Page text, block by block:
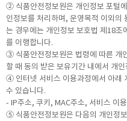
② 식품안전정보원은 개인정보 포털
인정보를 처리하며, 운영목적 이외의
는 경우에는 개인정보 보호법 제18조
를 이행합니다.
③ 식품안전정보원은 법령에 따른 개
할 때 동의 받은 보유기간 내에서 개
④ 인터넷 서비스 이용과정에서 아래
수 있습니다.
- IP주소, 쿠키, MAC주소, 서비스 이
⑤ 식품안전정보원은 다음의 개인정